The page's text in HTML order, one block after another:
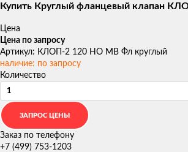
Купить Круглый фланцевый клапан
Цена
Цена по запросу
Артикул: КЛОП-2 120 НО МВ Фл круглый
наличие: по запросу
Количество
Заказ по телефону
+7 (499) 753-1203